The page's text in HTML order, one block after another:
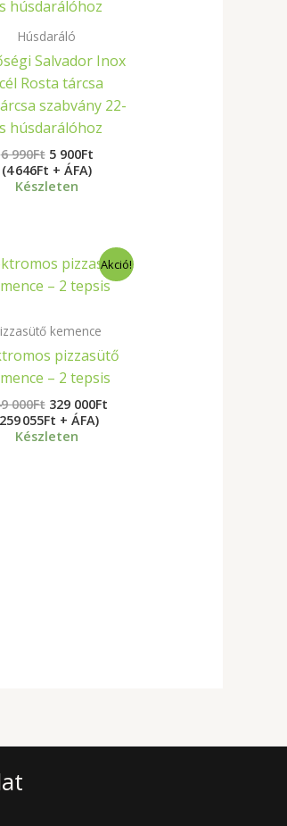
Húsdaráló
Salvador Inox
Rosta tárcsa
szabvány 22-
húsdarálóhoz
6 990Ft 5 900Ft
(4 646Ft + ÁFA)
Készleten
Akció!
kemence
pizzasütő
– 2 tepsis
000Ft
Original
price
was:
000Ft.
329 000Ft
Current
price
is:
055Ft + ÁFA)
Készleten